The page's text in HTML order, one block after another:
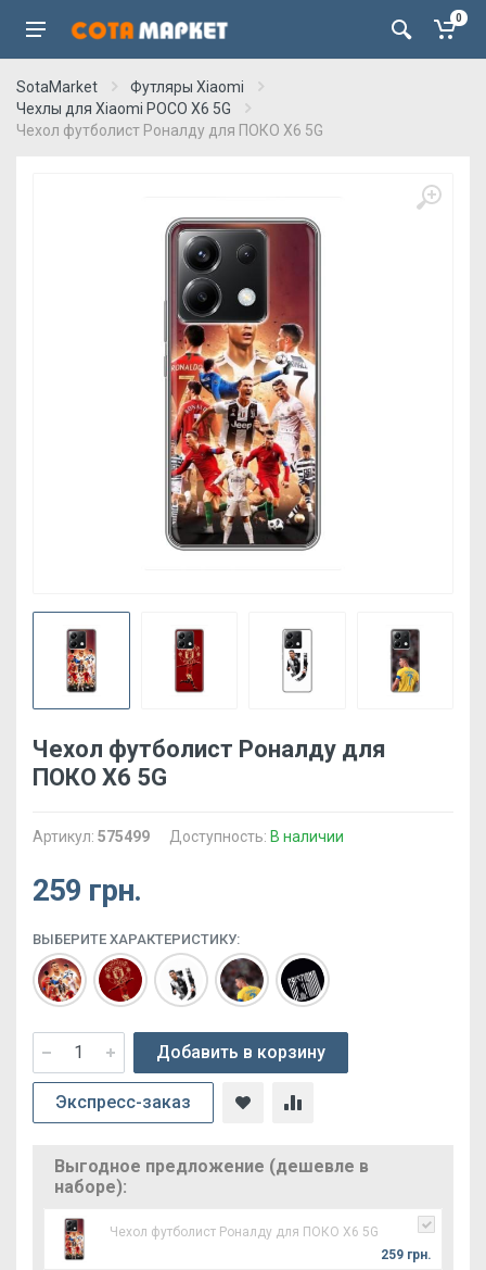
0
SotaMarket
Футляры Xiaomi
Чехлы для Xiaomi POCO X6 5G
Чехол футболист Роналду для ПОКО Х6 5G
Чехол футболист Роналду для
ПОКО Х6 5G
Артикул: 575499 Доступность: В наличии
259 грн.
ВЫБЕРИТЕ ХАРАКТЕРИСТИКУ:
Добавить в корзину
Экспресс-заказ
Выгодное предложение (дешевле в
наборе):
Чехол футболист Роналду для ПОКО Х6 5G
259 грн.